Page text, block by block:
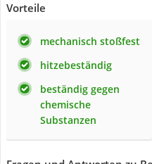
Vorteile
mechanisch stoßfest
hitzebeständig
beständig gegen
chemische
Substanzen